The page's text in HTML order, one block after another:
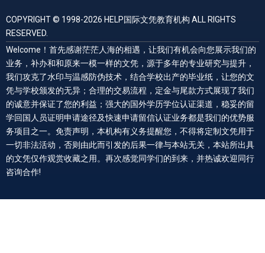
COPYRIGHT © 1998-2026 HELP国际文凭教育机构 ALL RIGHTS
RESERVED.
Welcome！首先感谢茫茫人海的相遇，让我们有机会向您展示我们的
业务，补办和和原来一模一样的文凭，源于多年的专业研究与提升，
我们攻克了水印与温感防伪技术，结合学校出产的毕业纸，让您的文
凭与学校颁发的无异；合理的交易流程，定金与尾款方式展现了我们
的诚意并保证了您的利益；强大的国外学历学位认证渠道，稳妥的留
学回国人员证明申请途径及快速申请留信认证业务都是我们的优势服
务项目之一。免责声明，本机构有义务提醒您，不得将定制文凭用于
一切非法活动，否则由此而引发的后果一律与本站无关，本站所出具
的文凭仅作观赏收藏之用。再次感觉同学们的到来，并热诚欢迎同行
咨询合作!